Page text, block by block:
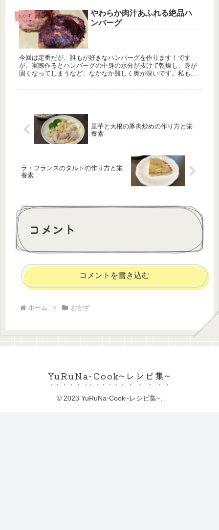
おかず
やわらか肉汁あふれる絶品ハ
ンバーグ
今回は定番だが、誰もが好きなハンバーグを作ります！です
が、実際作るとハンバーグの中身の水分が抜けて乾燥し、身が
固くなってしまうなど、なかなか難しく奥が深いです。私も何
里芋と大根の豚肉炒めの作り方と栄
養素
ラ・フランスのタルトの作り方と栄
養素
コメント
コメントを書き込む
ホーム おかず
YuRuNa-Cook~レシピ集~
© 2023 YuRuNa-Cook~レシピ集~.